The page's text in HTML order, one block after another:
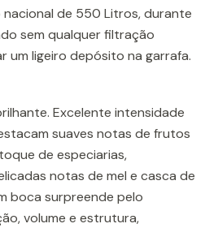
nacional de 550 Litros, durante
sem qualquer filtração
um ligeiro depósito na garrafa.
Excelente intensidade
suaves notas de frutos
de especiarias,
notas de mel e casca de
boca surpreende pelo
volume e estrutura,